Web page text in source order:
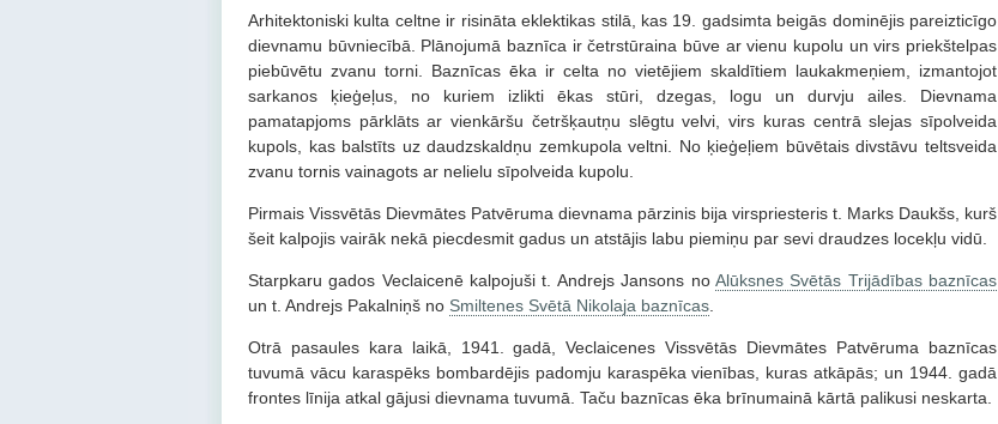
Arhitektoniski kulta celtne ir risināta eklektikas stilā, kas 19. gadsimta beigās dominējis pareizticīgo
dievnamu būvniecībā. Plānojumā baznīca ir četrstūraina būve ar vienu kupolu un virs priekštelpas
piebūvētu zvanu torni. Baznīcas ēka ir celta no vietējiem skaldītiem laukakmeņiem, izmantojot
sarkanos ķieģeļus, no kuriem izlikti ēkas stūri, dzegas, logu un durvju ailes. Dievnama
pamatapjoms pārklāts ar vienkāršu četršķautņu slēgtu velvi, virs kuras centrā slejas sīpolveida
kupols, kas balstīts uz daudzskaldņu zemkupola veltni. No ķieģeļiem būvētais divstāvu teltsveida
zvanu tornis vainagots ar nelielu sīpolveida kupolu.
Pirmais Vissvētās Dievmātes Patvēruma dievnama pārzinis bija virspriesteris t. Marks Daukšs, kurš
šeit kalpojis vairāk nekā piecdesmit gadus un atstājis labu piemiņu par sevi draudzes locekļu vidū.
Starpkaru gados Veclaicenē kalpojuši t. Andrejs Jansons no Alūksnes Svētās Trijādības baznīcas
un t. Andrejs Pakalniņš no Smiltenes Svētā Nikolaja baznīcas
Otrā pasaules kara laikā, 1941. gadā, Veclaicenes Vissvētās Dievmātes Patvēruma baznīcas
tuvumā vācu karaspēks bombardējis padomju karaspēka vienības, kuras atkāpās; un 1944. gadā
frontes līnija atkal gājusi dievnama tuvumā. Taču baznīcas ēka brīnumainā kārtā palikusi neskarta.